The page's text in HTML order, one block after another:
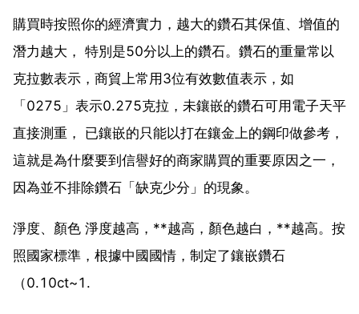
購買時按照你的經濟實力，越大的鑽石其保值、增值的
潛力越大， 特別是50分以上的鑽石。鑽石的重量常以
克拉數表示，商貿上常用3位有效數值表示，如
「0275」表示0.275克拉，未鑲嵌的鑽石可用電子天平
直接測重， 已鑲嵌的只能以打在鑲金上的鋼印做參考，
這就是為什麼要到信譽好的商家購買的重要原因之一，
因為並不排除鑽石「缺克少分」的現象。
淨度、顏色 淨度越高，**越高，顏色越白，**越高。按
照國家標準，根據中國國情，制定了鑲嵌鑽石
（0.10ct~1.